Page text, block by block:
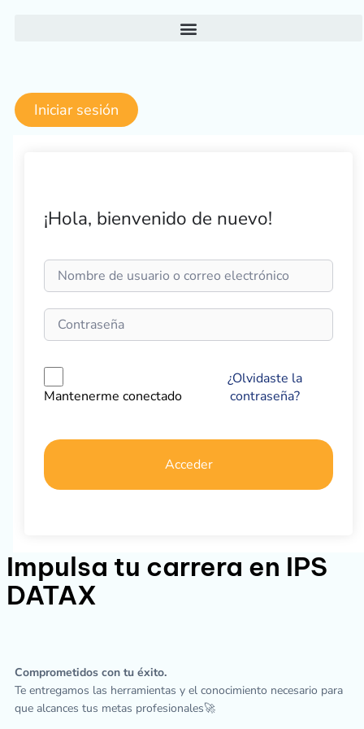
Iniciar sesión
¡Hola, bienvenido de nuevo!
Mantenerme conectado
¿Olvidaste la
contraseña?
Acceder
Impulsa tu carrera en IPS
DATAX
Comprometidos con tu éxito.
Te entregamos las herramientas y el conocimiento necesario para
que alcances tus metas profesionales🚀